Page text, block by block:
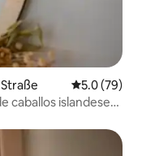
Calificación
5.0 (79)
caballos islandeses